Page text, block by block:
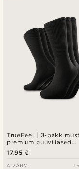
TrueFeel | 3-pakk
premium puuvillased
tennisesokid
17,95 €
4 VÄRVI